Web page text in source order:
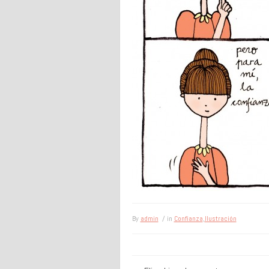
By admin / in Confianza,Ilustración